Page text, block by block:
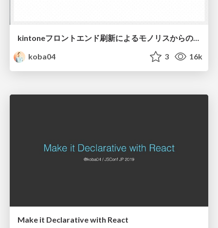
kintoneフロントエンド刷新によるモノリスからの脱却とその先に目指す未来
koba04
3 16k
Make it Declarative with React